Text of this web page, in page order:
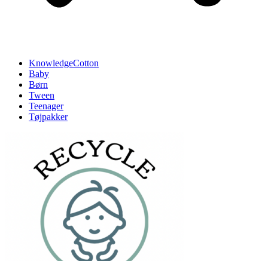
KnowledgeCotton
Baby
Børn
Tween
Teenager
Tøjpakker